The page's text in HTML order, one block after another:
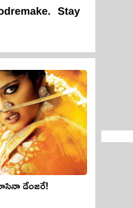
Stay
డేంజ‌రే!